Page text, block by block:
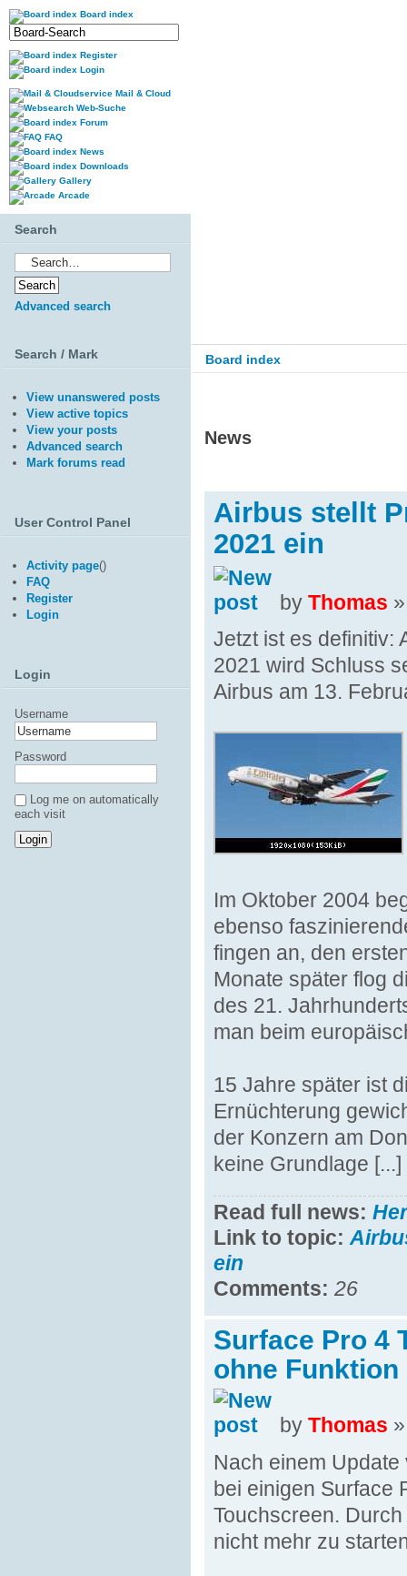
Board index
Register
Login
Mail & Cloud
Web-Suche
Forum
FAQ
News
Downloads
Gallery
Arcade
Board index
News
Airbus stellt
2021 ein
by Thomas
Jetzt ist es definitiv:
2021 wird Schluss
Airbus am 13.
Im Oktober 2004
ebenso
fingen an, den
Monate später flog
des 21.
man beim
15 Jahre später ist
Ernüchterung
der Konzern am
keine Grundlage [...]
Read full news:
Link to topic:
ein
Comments: 26
Surface Pro 4
ohne Funktion
by Thomas
Nach einem
bei einigen Surface
Touchscreen.
nicht mehr zu
Search
Advanced search
Search / Mark
View unanswered posts
View active topics
View your posts
Advanced search
Mark forums read
User Control Panel
Activity page()
FAQ
Register
Login
Login
Username
Password
Log me on automatically
each visit